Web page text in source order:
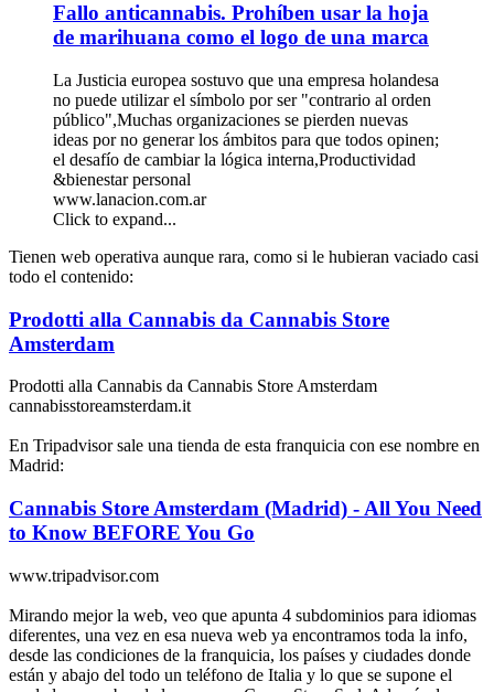
Fallo anticannabis. Prohíben usar la hoja
de marihuana como el logo de una marca
La Justicia europea sostuvo que una empresa holandesa
no puede utilizar el símbolo por ser "contrario al orden
público",Muchas organizaciones se pierden nuevas
ideas por no generar los ámbitos para que todos opinen;
el desafío de cambiar la lógica interna,Productividad
&bienestar personal
www.lanacion.com.ar
Click to expand...
Tienen web operativa aunque rara, como si le hubieran vaciado casi
todo el contenido:
Prodotti alla Cannabis da Cannabis Store
Amsterdam
Prodotti alla Cannabis da Cannabis Store Amsterdam
cannabisstoreamsterdam.it
En Tripadvisor sale una tienda de esta franquicia con ese nombre en
Madrid:
Cannabis Store Amsterdam (Madrid) - All You Need
to Know BEFORE You Go
www.tripadvisor.com
Mirando mejor la web, veo que apunta 4 subdominios para idiomas
diferentes, una vez en esa nueva web ya encontramos toda la info,
desde las condiciones de la franquicia, los países y ciudades donde
están y abajo del todo un teléfono de Italia y lo que se supone el